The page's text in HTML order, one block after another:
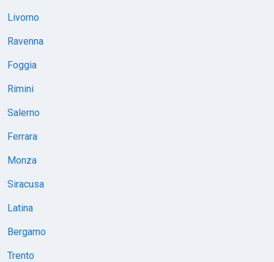
Livorno
Ravenna
Foggia
Rimini
Salerno
Ferrara
Monza
Siracusa
Latina
Bergamo
Trento